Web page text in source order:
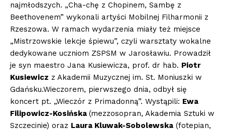
najmłodszych. „Cha-chę z Chopinem, Sambę z
Beethovenem” wykonali artyści Mobilnej Filharmonii z
Rzeszowa. W ramach wydarzenia miały też miejsce
„Mistrzowskie lekcje śpiewu”, czyli warsztaty wokalne
dedykowane uczniom ZSPSM w Jarosławiu. Prowadził
je syn maestro Jana Kusiewicza, prof. dr hab. Piotr
Kusiewicz z Akademii Muzycznej im. St. Moniuszki w
Gdańsku.Wieczorem, pierwszego dnia, odbył się
koncert pt. „Wieczór z Primadonną”. Wystąpili: Ewa
Filipowicz-Kosińska (mezzosopran, Akademia Sztuki w
Szczecinie) oraz Laura Kluwak-Sobolewska (fotepian,